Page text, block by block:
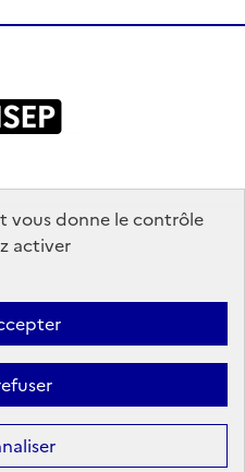
vous donne le contrôle
activer
souslicence etalab-2.0